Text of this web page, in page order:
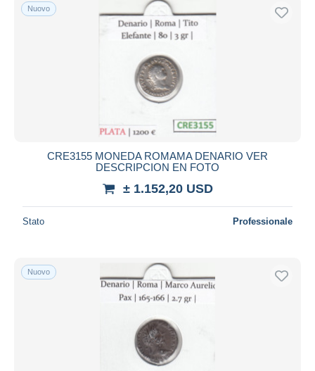
Nuovo
CRE3155 MONEDA ROMAMA DENARIO VER
DESCRIPCION EN FOTO
± 1.152,20 USD
Stato Professionale
Nuovo